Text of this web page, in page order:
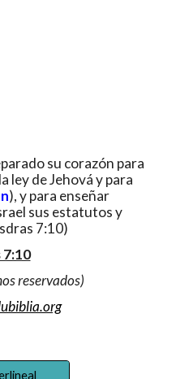
su corazón para
ley de Jehová y para
), y para enseñar
sus estatutos y
7:10)
7:10
reservados)